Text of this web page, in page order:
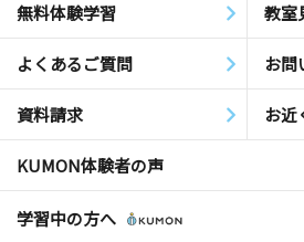
無料体験学習 教室
よくあるご質問 お問
資料請求 お近
KUMON体験者の声
学習中の方へ